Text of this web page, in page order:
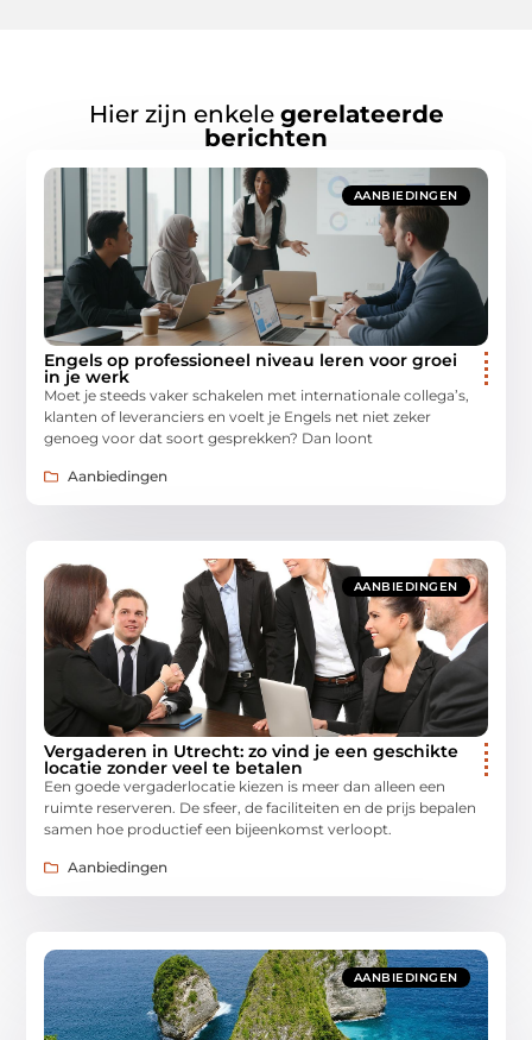
Hier zijn enkele gerelateerde
berichten
AANBIEDINGEN
Engels op professioneel niveau leren voor groei
in je werk
Moet je steeds vaker schakelen met internationale collega’s,
klanten of leveranciers en voelt je Engels net niet zeker
genoeg voor dat soort gesprekken? Dan loont
Aanbiedingen
AANBIEDINGEN
Vergaderen in Utrecht: zo vind je een geschikte
locatie zonder veel te betalen
Een goede vergaderlocatie kiezen is meer dan alleen een
ruimte reserveren. De sfeer, de faciliteiten en de prijs bepalen
samen hoe productief een bijeenkomst verloopt.
Aanbiedingen
AANBIEDINGEN